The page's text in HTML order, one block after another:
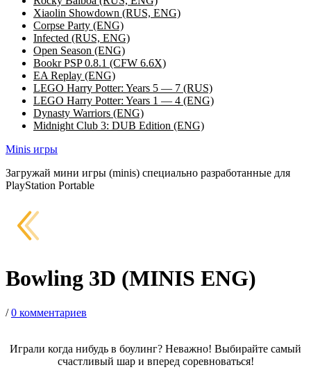
Xiaolin Showdown (RUS, ENG)
Corpse Party (ENG)
Infected (RUS, ENG)
Open Season (ENG)
Bookr PSP 0.8.1 (CFW 6.6X)
EA Replay (ENG)
LEGO Harry Potter: Years 5 — 7 (RUS)
LEGO Harry Potter: Years 1 — 4 (ENG)
Dynasty Warriors (ENG)
Midnight Club 3: DUB Edition (ENG)
Minis игры
Загружай мини игры (minis) специально разработанные для
PlayStation Portable
Bowling 3D (MINIS ENG)
/0 комментариев
Играли когда нибудь в боулинг? Неважно! Выбирайте самый
счастливый шар и вперед соревноваться!